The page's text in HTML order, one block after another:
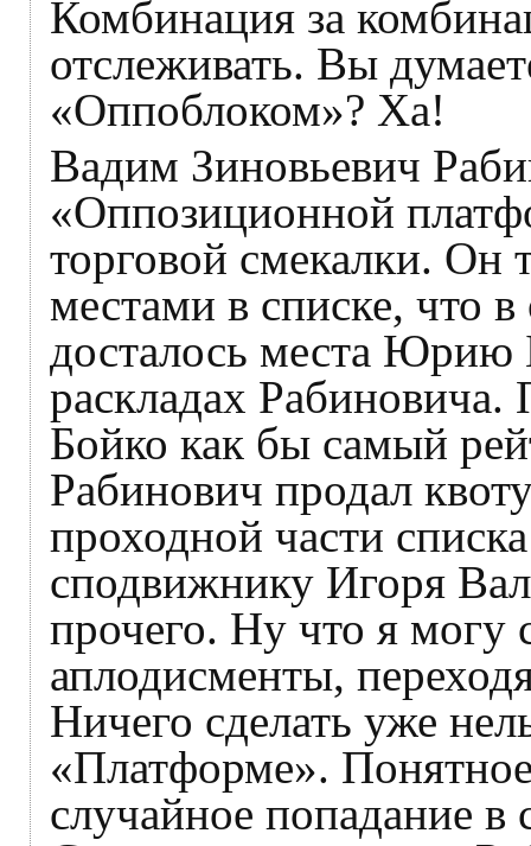
Комбинация за
отслеживать. Вы
«Оппоблоком»? Ха!
Вадим Зиновьевич
«Оппозиционной
торговой смекалки. Он
местами в списке, что
досталось места Юрию
раскладах
Бойко как бы самый
Рабинович продал
проходной части
сподвижнику Игоря
прочего. Ну что я могу
аплодисменты,
Ничего сделать уже
«Платформе».
случайное попадание